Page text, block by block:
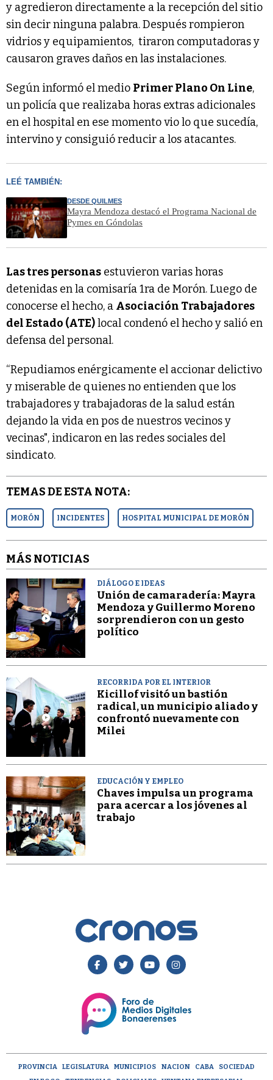
y agredieron directamente a la recepción del sitio
sin decir ninguna palabra. Después rompieron
vidrios y equipamientos, tiraron computadoras y
causaron graves daños en las instalaciones.
Según informó el medio Primer Plano On Line,
un policía que realizaba horas extras adicionales
en el hospital en ese momento vio lo que sucedía,
intervino y consiguió reducir a los atacantes.
LEÉ TAMBIÉN:
DESDE QUILMES
Mayra Mendoza destacó el Programa Nacional de
Pymes en Góndolas
Las tres personas estuvieron varias horas
detenidas en la comisaría 1ra de Morón. Luego de
conocerse el hecho, a Asociación Trabajadores
del Estado (ATE)local condenó el hecho y salió en
defensa del personal.
“Repudiamos enérgicamente el accionar delictivo
y miserable de quienes no entienden que los
trabajadores y trabajadoras de la salud están
dejando la vida en pos de nuestros vecinos y
vecinas", indicaron en las redes sociales del
sindicato.
TEMAS DE ESTA NOTA:
MORÓN INCIDENTES HOSPITAL MUNICIPAL DE MORÓN
MÁS NOTICIAS
DIÁLOGO E IDEAS
Unión de camaradería: Mayra
Mendoza y Guillermo Moreno
sorprendieron con un gesto
político
RECORRIDA POR EL INTERIOR
Kicillof visitó un bastión
radical, un municipio aliado y
confrontó nuevamente con
Milei
EDUCACIÓN Y EMPLEO
Chaves impulsa un programa
para acercar a los jóvenes al
trabajo
PROVINCIA LEGISLATURA MUNICIPIOS NACION CABA
SOCIEDAD